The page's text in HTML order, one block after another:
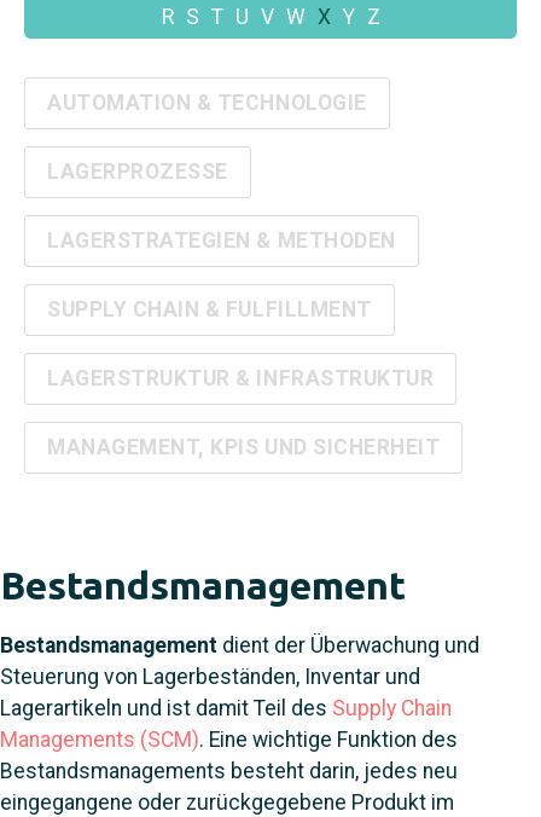
R S T U V W X Y Z
AUTOMATION & TECHNOLOGIE
LAGERPROZESSE
LAGERSTRATEGIEN & METHODEN
SUPPLY CHAIN & FULFILLMENT
LAGERSTRUKTUR & INFRASTRUKTUR
MANAGEMENT, KPIS UND SICHERHEIT
Bestandsmanagement
Bestandsmanagement dient der Überwachung und
Steuerung von Lagerbeständen, Inventar und
Lagerartikeln und ist damit Teil des Supply Chain
Managements (SCM). Eine wichtige Funktion des
Bestandsmanagements besteht darin, jedes neu
eingegangene oder zurückgegebene Produkt im